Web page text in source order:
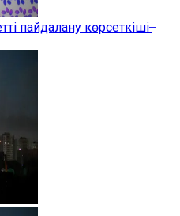
пайдалану көрсеткіші